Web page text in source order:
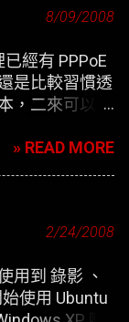
8/09/2008
經有 PPPoE
是比較習慣透
，二來可以在
» READ MORE
2/24/2008
用到 錄影 、
使用 Ubuntu